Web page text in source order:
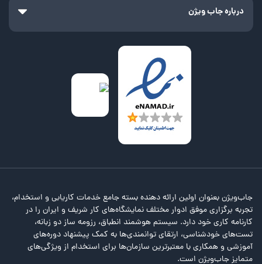
درباره جاب ویژن
جاب‌ویژن بعنوان اولین ارائه دهنده بسته جامع خدمات کاریابی و استخدام،
تجربه برگزاری موفق ادوار مختلف نمایشگاه‌های کار شریف و ایران را در
کارنامه کاری خود دارد. سیستم هوشمند انطباق، رزومه ساز دو زبانه،
تست‌های خودشناسی، ارتقای توانمندی‌ها به کمک پیشنهاد دوره‌های
آموزشی و همکاری با معتبرترین سازمان‌ها برای استخدام از ویژگی‌های
متمایز جاب‌ویژن است.